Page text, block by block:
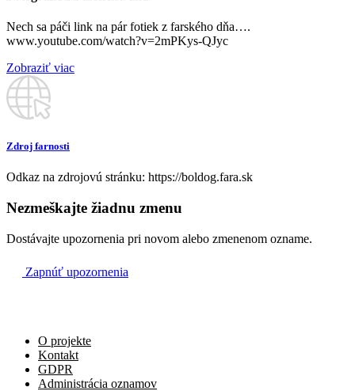
09:30
Az összes megholt hívőért
Reca (magy.)
11:00
Boldog (magy.)
Nech sa páči link na pár fotiek z farského dňa….
www.youtube.com/watch?v=2mPKys-QJyc
Zobraziť viac
Zdroj farnosti
Odkaz na zdrojovú stránku: https://boldog.fara.sk
Nezmeškajte žiadnu zmenu
Dostávajte upozornenia pri novom alebo zmenenom ozname.
Zapnúť upozornenia
O projekte
Kontakt
GDPR
Administrácia oznamov